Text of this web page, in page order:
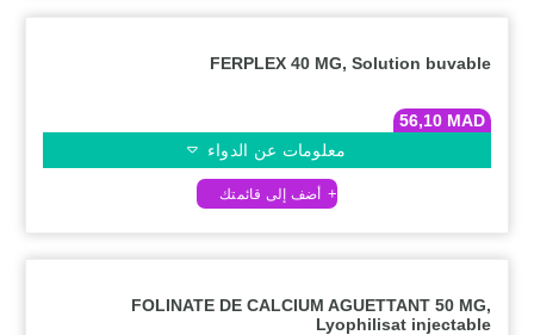
FERPLEX 40 MG, Solution buvable
56,10 MAD
معلومات عن الدواء
FOLINATE DE CALCIUM AGUETTANT 50 MG,
Lyophilisat injectable